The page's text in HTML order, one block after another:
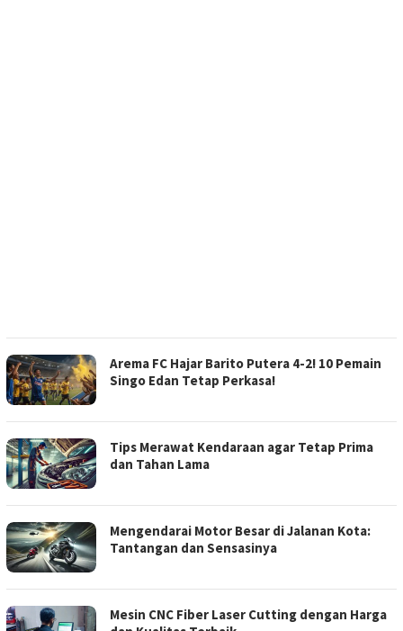
Arema FC Hajar Barito Putera 4-2! 10 Pemain
Singo Edan Tetap Perkasa!
Tips Merawat Kendaraan agar Tetap Prima
dan Tahan Lama
Mengendarai Motor Besar di Jalanan Kota:
Tantangan dan Sensasinya
Mesin CNC Fiber Laser Cutting dengan Harga